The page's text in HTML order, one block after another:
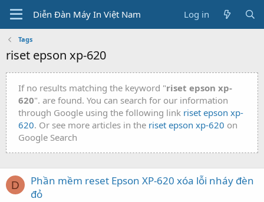
Diễn Đàn Máy In Việt Nam Log in
Tags
riset epson xp-620
If no results matching the keyword "riset epson xp-
620". are found. You can search for our information
through Google using the following link riset epson xp-
620. Or see more articles in the riset epson xp-620 on
Google Search
D
Phần mềm reset Epson XP-620 xóa lỗi nháy đèn
đỏ